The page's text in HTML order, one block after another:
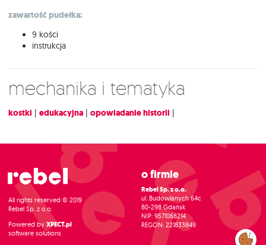
zawartość pudełka:
9 kości
instrukcja
Mechanika i tematyka
kostki | edukacyjna | opowiadanie historii |
All rights reserved © 2019
Rebel Sp. z o.o.
Powered by XPECT.pl
software solutions
O firmie
Rebel Sp. z o.o.
ul. Budowlanych 64c
80-298 Gdańsk
NIP: 9571068214
REGON: 221833849
Zarządzaj
preferencjami
cookies